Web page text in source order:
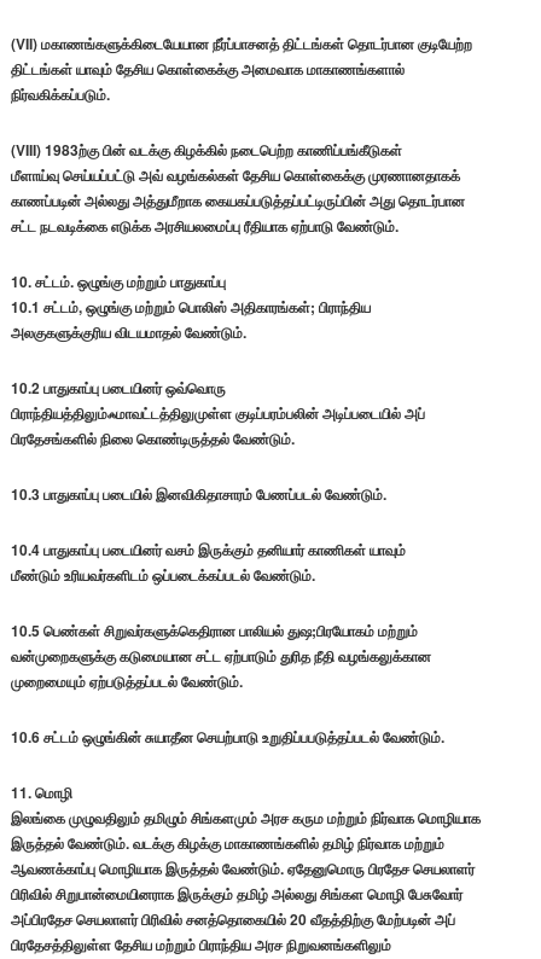
(VII) மகாணங்களுக்கிடையேயான நீர்ப்பாசனத் திட்டங்கள் தொடர்பான குடியேற்ற
திட்டங்கள் யாவும் தேசிய கொள்கைக்கு அமைவாக மாகாணங்களால்
நிர்வகிக்கப்படும்.
(VIII) 1983ற்கு பின் வடக்கு கிழக்கில் நடைபெற்ற காணிப்பங்கீடுகள்
மீளாய்வு செய்யப்பட்டு அவ் வழங்கல்கள் தேசிய கொள்கைக்கு முரணானதாகக்
காணப்படின் அல்லது அத்துமீறாக கையகப்படுத்தப்பட்டிருப்பின் அது தொடர்பான
சட்ட நடவடிக்கை எடுக்க அரசியலமைப்பு ரீதியாக ஏற்பாடு வேண்டும்.
10. சட்டம். ஒழுங்கு மற்றும் பாதுகாப்பு
10.1 சட்டம், ஒழுங்கு மற்றும் பொலிஸ் அதிகாரங்கள்; பிராந்திய
அலகுகளுக்குரிய விடயமாதல் வேண்டும்.
10.2 பாதுகாப்பு படையினர் ஒவ்வொரு
பிராந்தியத்திலும்ஃமாவட்டத்திலுமுள்ள குடிப்பரம்பலின் அடிப்படையில் அப்
பிரதேசங்களில் நிலை கொண்டிருத்தல் வேண்டும்.
10.3 பாதுகாப்பு படையில் இனவிகிதாசாரம் பேணப்படல் வேண்டும்.
10.4 பாதுகாப்பு படையினர் வசம் இருக்கும் தனியார் காணிகள் யாவும்
மீண்டும் உரியவர்களிடம் ஒப்படைக்கப்படல் வேண்டும்.
10.5 பெண்கள் சிறுவர்களுக்கெதிரான பாலியல் துஷ;பிரயோகம் மற்றும்
வன்முறைகளுக்கு கடுமையான சட்ட ஏற்பாடும் துரித நீதி வழங்கலுக்கான
முறைமையும் ஏற்படுத்தப்படல் வேண்டும்.
10.6 சட்டம் ஒழுங்கின் சுயாதீன செயற்பாடு உறுதிப்பபடுத்தப்படல் வேண்டும்.
11. மொழி
இலங்கை முழுவதிலும் தமிழும் சிங்களமும் அரச கரும மற்றும் நிர்வாக மொழியாக
இருத்தல் வேண்டும். வடக்கு கிழக்கு மாகாணங்களில் தமிழ் நிர்வாக மற்றும்
ஆவணக்காப்பு மொழியாக இருத்தல் வேண்டும். ஏதேனுமொரு பிரதேச செயலாளர்
பிரிவில் சிறுபான்மையினராக இருக்கும் தமிழ் அல்லது சிங்கள மொழி பேசுவோர்
அப்பிரதேச செயலாளர் பிரிவில் சனத்தொகையில் 20 வீதத்திற்கு மேற்படின் அப்
பிரதேசத்திலுள்ள தேசிய மற்றும் பிராந்திய அரச நிறுவனங்களிலும்